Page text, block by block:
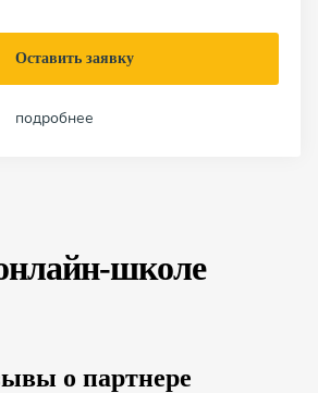
Оставить заявку
подробнее
школе
о партнере